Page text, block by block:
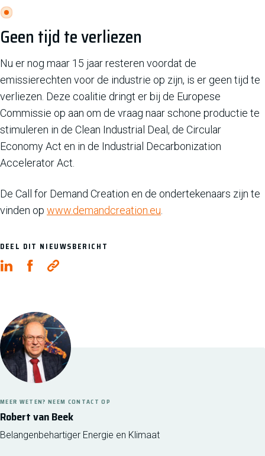
Geen tijd te verliezen
Nu er nog maar 15 jaar resteren voordat de
emissierechten voor de industrie op zijn, is er geen tijd te
verliezen. Deze coalitie dringt er bij de Europese
Commissie op aan om de vraag naar schone productie te
stimuleren in de Clean Industrial Deal, de Circular
Economy Act en in de Industrial Decarbonization
Accelerator Act.
De Call for Demand Creation en de ondertekenaars zijn te
vinden op www.demandcreation.eu.
DEEL DIT NIEUWSBERICHT
Robert van Beek
MEER WETEN? NEEM CONTACT OP
Belangenbehartiger Energie en Klimaat